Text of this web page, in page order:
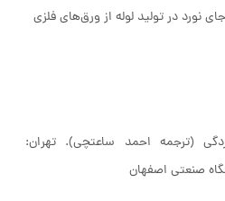
نورد در تولید لوله از ورق‌های فلزی
(ترجمه احمد ساعتچی). تهران:
صنعتی اصفهان